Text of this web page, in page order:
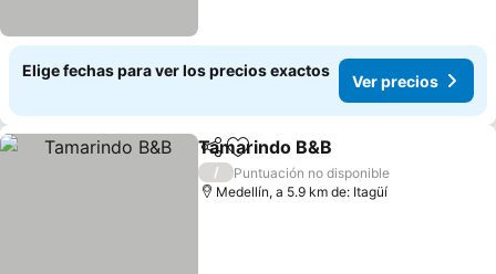
Elige fechas para ver los precios exactos
Ver precios
Compartir
Agregar a favoritos
Tamarindo B&B
/
Puntuación no disponible
Medellín, a 5.9 km de: Itagüí